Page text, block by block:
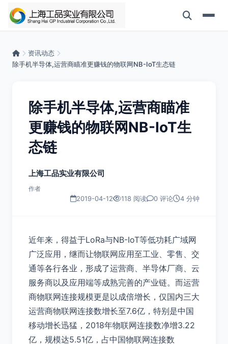
资讯动态
除手机半导体,运营商瞄准更赚钱的物联网NB-IoT生态链
除手机半导体,运营商瞄准
更赚钱的物联网NB-IoT生
态链
上海工品实业有限公司
作者
2019-04-12 118 阅读 0 评论 4 分钟
近年来，得益于LoRa与NB-IoT等低功耗广域网
广泛应用，继而让物联网应用至工业、零售、交
通等各行各业，形成了运营商、半导体厂商、云
服务商以及应用端等成熟完善的产业链。而运营
商物联网连接规模更是以成倍增长，仅国内三大
运营商物联网连接数增长至7.6亿，特别是中国
移动增长迅猛，2018年物联网连接数净增3.22
亿，规模达5.51亿，占中国物联网连接数